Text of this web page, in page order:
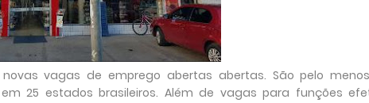
vagas de emprego abertas abertas. São pelo
25 estados brasileiros. Além de vagas para funções